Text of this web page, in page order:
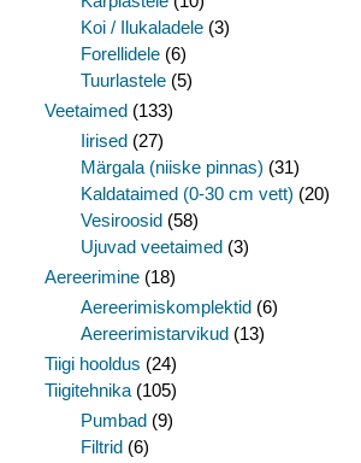
Koi / Ilukaladele (3)
Forellidele (6)
Tuurlastele (5)
Veetaimed (133)
Iirised (27)
Märgala (niiske pinnas) (31)
Kaldataimed (0-30 cm vett) (20)
Vesiroosid (58)
Ujuvad veetaimed (3)
Aereerimine (18)
Aereerimiskomplektid (6)
Aereerimistarvikud (13)
Tiigi hooldus (24)
Tiigitehnika (105)
Pumbad (9)
Filtrid (6)